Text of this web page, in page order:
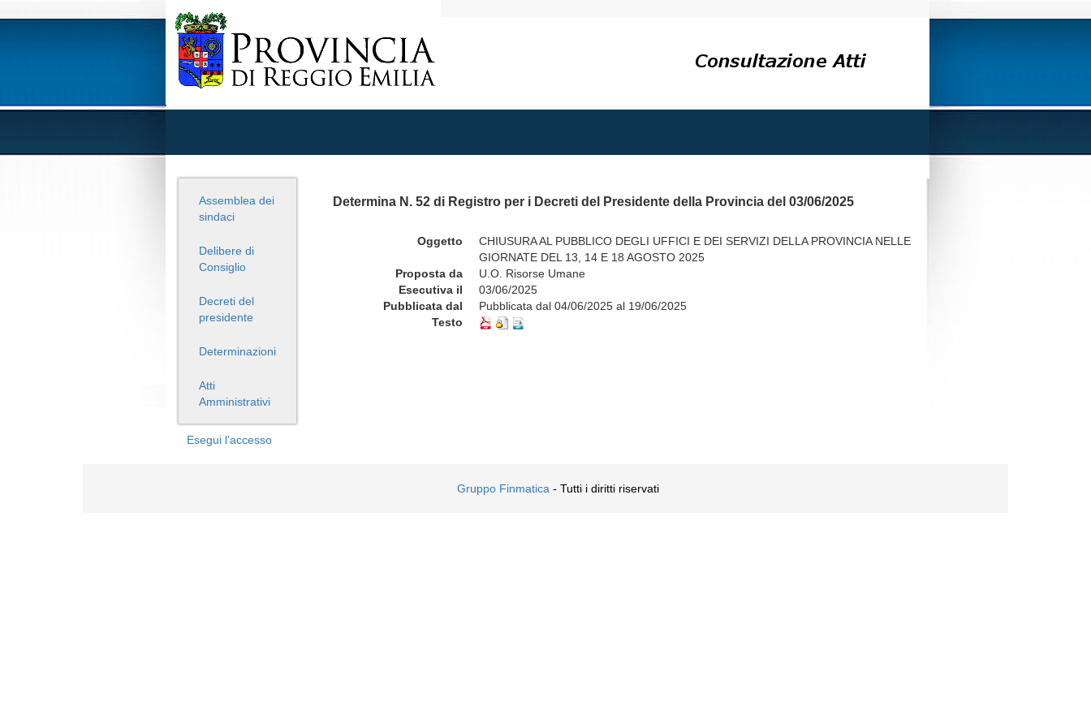
Assemblea dei
sindaci
Delibere di
Consiglio
Decreti del
presidente
Determinazioni
Atti
Amministrativi
Esegui l'accesso
Determina N. 52 di Registro per i Decreti del Presidente della Provincia del 03/06/2025
Oggetto
CHIUSURA AL PUBBLICO DEGLI UFFICI E DEI SERVIZI DELLA PROVINCIA NELLE
GIORNATE DEL 13, 14 E 18 AGOSTO 2025
Proposta da
U.O. Risorse Umane
Esecutiva il
03/06/2025
Pubblicata dal
Pubblicata dal 04/06/2025 al 19/06/2025
Testo
Gruppo Finmatica - Tutti i diritti riservati